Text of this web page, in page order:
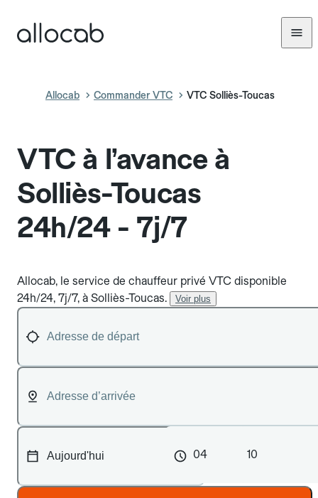
Allocab Commander VTC VTC Solliès-Toucas
VTC à l’avance à
Solliès-Toucas
24h/24 - 7j/7
Allocab, le service de chauffeur privé VTC disponible
24h/24, 7j/7, à Solliès-Toucas.
Voir plus
04 10